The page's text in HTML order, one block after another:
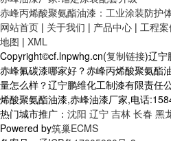
赤峰丙烯酸聚氨酯油漆：工业涂装防护
网站首页 | 关于我们 | 产品中心 | 工程案
地图 | XML
Copyright©cf.lnpwhg.cn(复制链接)辽宁
赤峰氟碳漆哪家好？赤峰丙烯酸聚氨酯
量怎么样？辽宁鹏维化工制漆有限责任
烯酸聚氨酯油漆,赤峰油漆厂家,电话
热门城市推广： 沈阳 辽宁 吉林 长春 黑
Powered by筑巢ECMS